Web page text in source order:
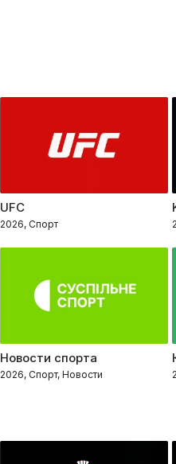
UFC
2026, Спорт
Новости спорта
2026, Спорт, Новости